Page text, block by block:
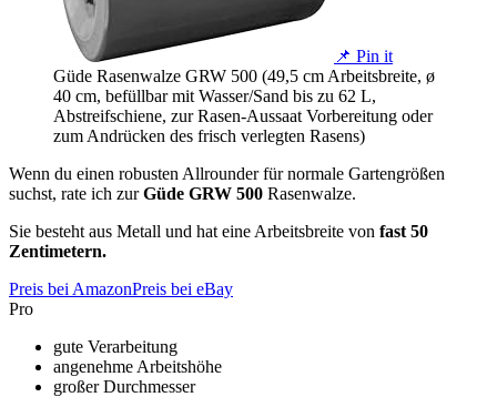
📌 Pin it
Güde Rasenwalze GRW 500 (49,5 cm Arbeitsbreite, ø
40 cm, befüllbar mit Wasser/Sand bis zu 62 L,
Abstreifschiene, zur Rasen-Aussaat Vorbereitung oder
zum Andrücken des frisch verlegten Rasens)
Wenn du einen robusten Allrounder für normale Gartengrößen
suchst, rate ich zurGüde GRW 500 Rasenwalze.
Sie besteht aus Metall und hat eine Arbeitsbreite von fast 50
Zentimetern.
Preis bei AmazonPreis bei eBay
Pro
gute Verarbeitung
angenehme Arbeitshöhe
großer Durchmesser